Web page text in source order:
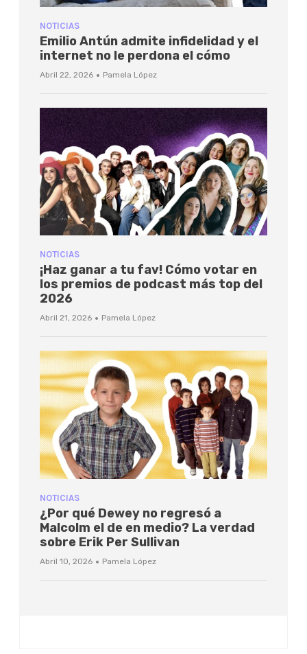
NOTICIAS
Emilio Antún admite infidelidad y el
internet no le perdona el cómo
Abril 22, 2026 · Pamela López
NOTICIAS
¡Haz ganar a tu fav! Cómo votar en
los premios de podcast más top del
2026
Abril 21, 2026 · Pamela López
NOTICIAS
¿Por qué Dewey no regresó a
Malcolm el de en medio? La verdad
sobre Erik Per Sullivan
Abril 10, 2026 · Pamela López